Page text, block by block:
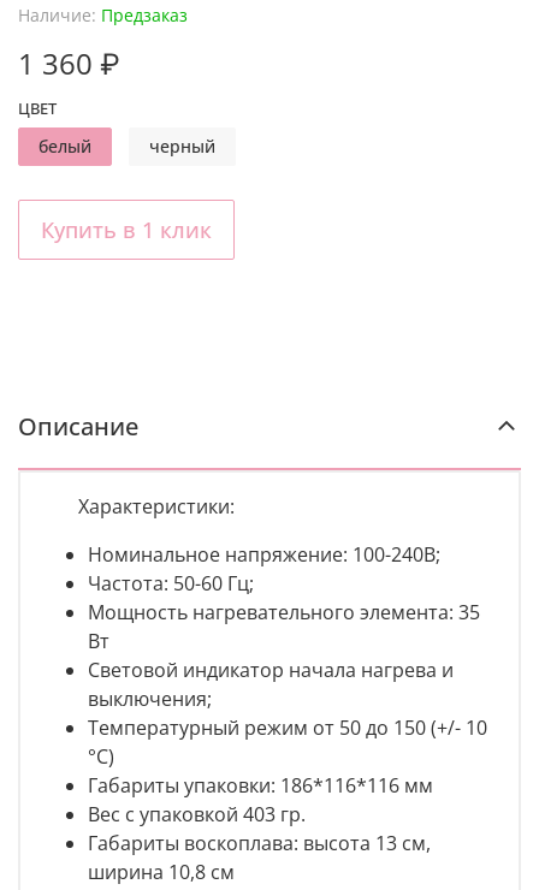
Наличие: Предзаказ
1 360 ₽
Купить в 1 клик
ЦВЕТ
белый черный
Описание
Характеристики:
Номинальное напряжение: 100-240В;
Частота: 50-60 Гц;
Мощность нагревательного элемента: 35
Вт
Световой индикатор начала нагрева и
выключения;
Температурный режим от 50 до 150 (+/- 10
°С)
Габариты упаковки: 186*116*116 мм
Вес с упаковкой 403 гр.
Габариты воскоплава: высота 13 см,
ширина 10,8 см